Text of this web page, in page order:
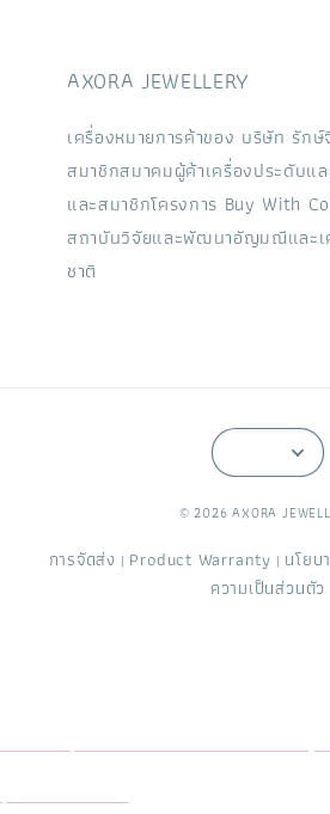
AXORA JEWELLERY
เครื่องหมายการค้าของ บริษัท รักษ์
สมาชิกสมาคมผู้ค้าเครื่องประดับ
และสมาชิกโครงการ Buy With
สถาบันวิจัยและพัฒนาอัญมณีและเ
ชาติ
© 2026 AXORA
การจัดส่ง | Product Warranty | นโยบ
ความเป็นส่วนตัว